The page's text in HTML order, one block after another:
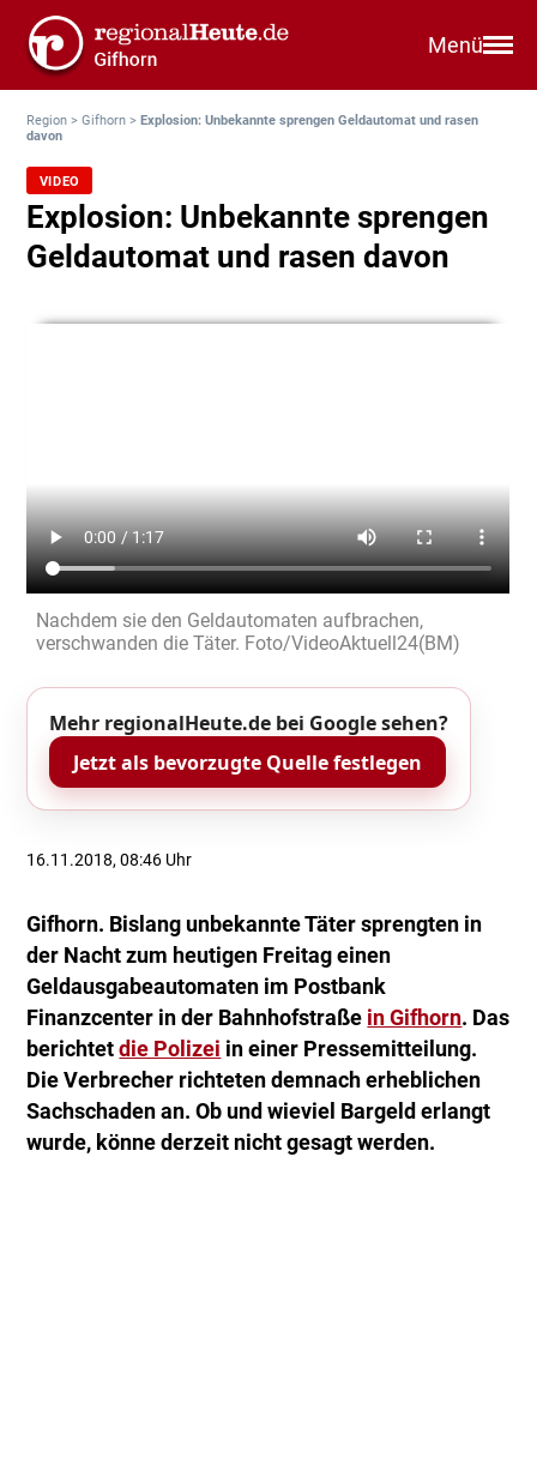
Menü
Region >Gifhorn >Explosion: Unbekannte sprengen Geldautomat und rasen
davon
VIDEO
Explosion: Unbekannte sprengen
Geldautomat und rasen davon
Nachdem sie den Geldautomaten aufbrachen,
verschwanden die Täter. Foto/VideoAktuell24(BM)
Mehr regionalHeute.de bei Google sehen?
Jetzt als bevorzugte Quelle festlegen
16.11.2018, 08:46 Uhr
Gifhorn. Bislang unbekannte Täter sprengten in
der Nacht zum heutigen Freitag einen
Geldausgabeautomaten im Postbank
Finanzcenter in der Bahnhofstraße in Gifhorn. Das
berichtetdie Polizei in einer Pressemitteilung.
Die Verbrecher richteten demnach erheblichen
Sachschaden an. Ob und wieviel Bargeld erlangt
wurde, könne derzeit nicht gesagt werden.